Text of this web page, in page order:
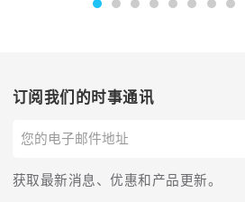
订阅我们的时事通讯
获取最新消息、优惠和产品更新。